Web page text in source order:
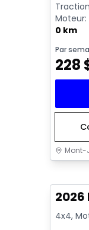
Moteur:
0 km
Par
228
Mont-
2026
4x4,